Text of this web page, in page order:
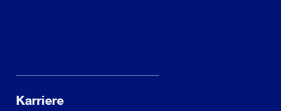
Karriere